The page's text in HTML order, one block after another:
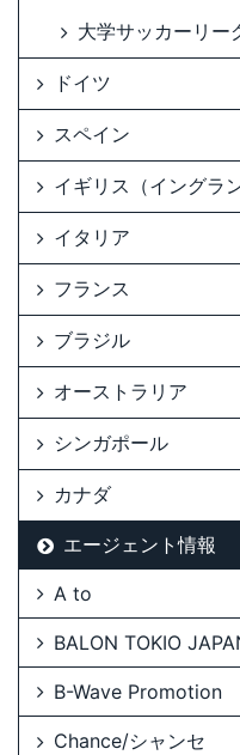
大学サッカーリー
ドイツ
スペイン
イギリス（イングラン
イタリア
フランス
ブラジル
オーストラリア
シンガポール
カナダ
エージェント情報
A to
BALON TOKIO
B-Wave Promotion
Chance/シャンセ